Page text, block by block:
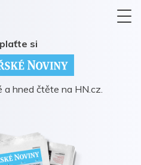
si
hned čtěte na HN.cz.